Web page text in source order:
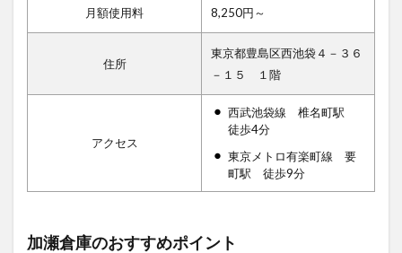
月額使用料 8,250円～
住所
東京都豊島区西池袋４－３６
－１５ １階
アクセス
西武池袋線 椎名町駅
徒歩4分
東京メトロ有楽町線 要
町駅 徒歩9分
加瀬倉庫のおすすめポイント